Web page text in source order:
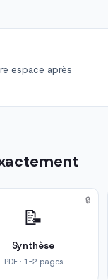
espace après
📝
Synthèse
PDF · 1-2 pages
🔒